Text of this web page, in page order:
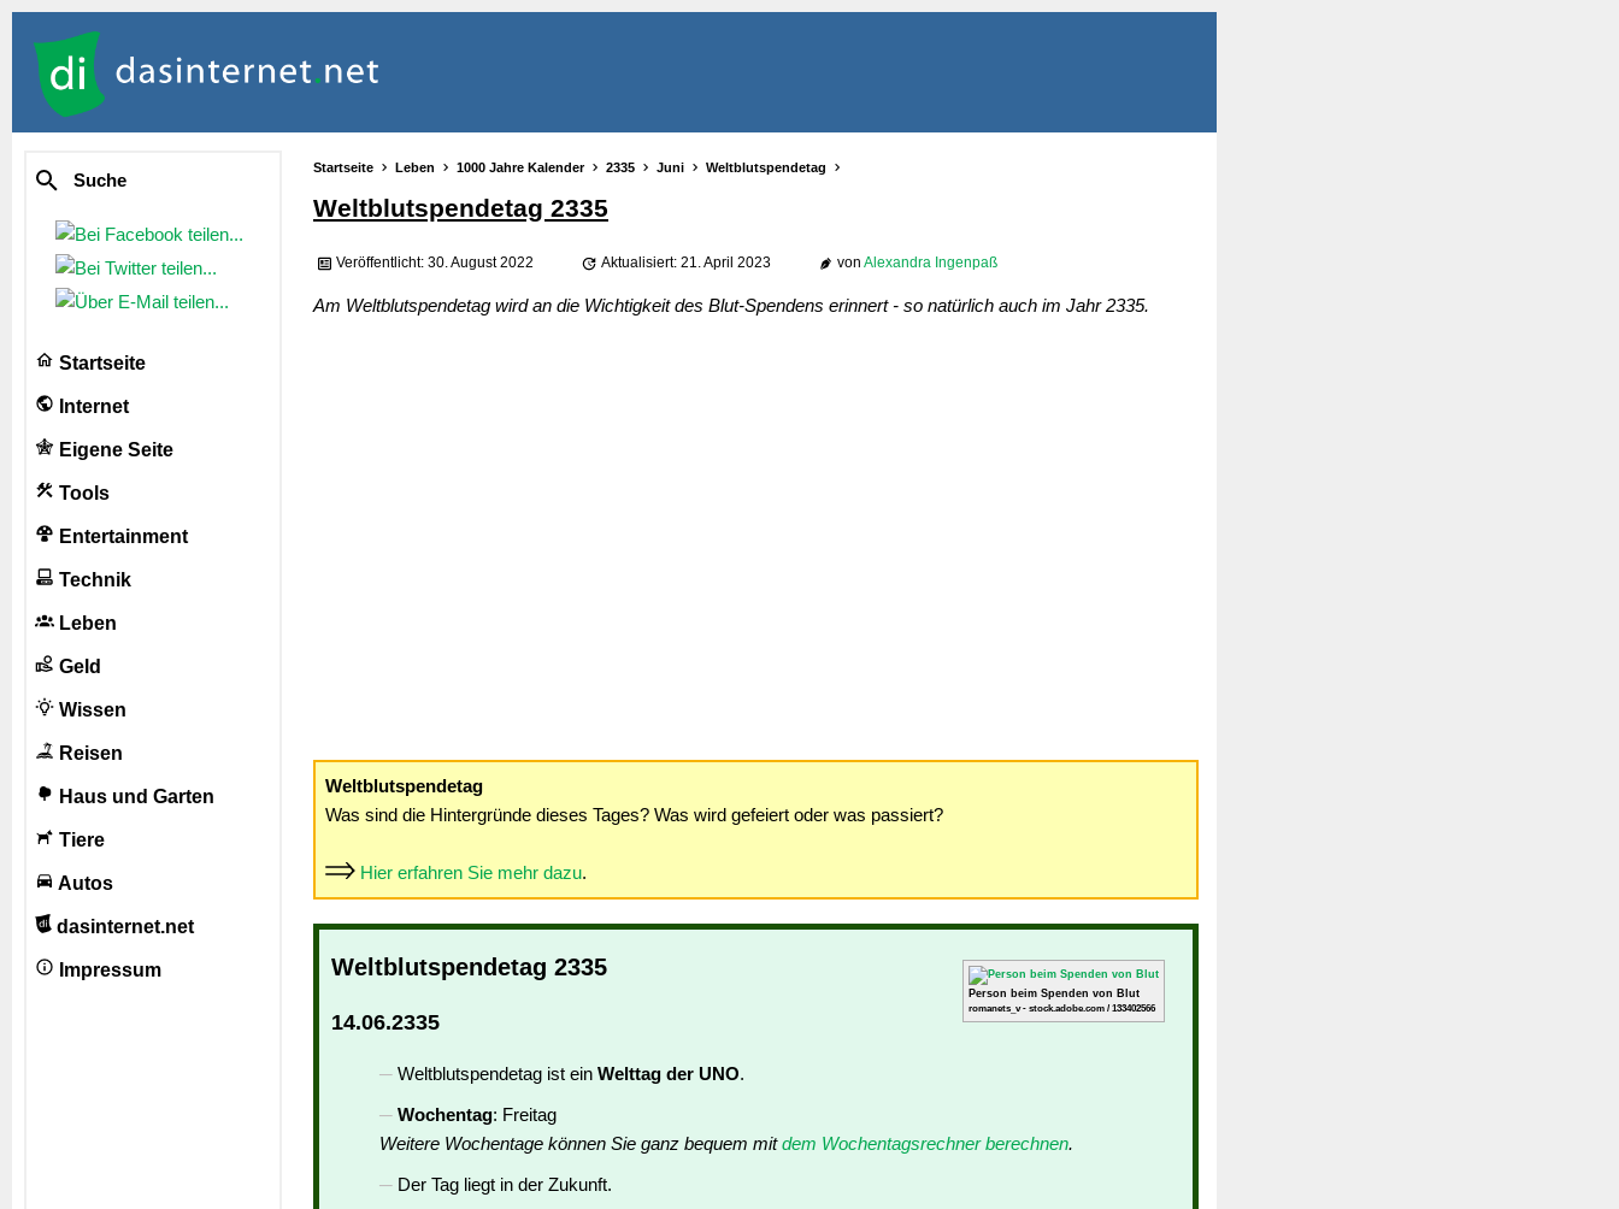
Suche
Startseite
Internet
Eigene Seite
Tools
Entertainment
Technik
Leben
Geld
Wissen
Reisen
Haus und Garten
Tiere
Autos
dasinternet.net
Impressum
Startseite Leben 1000 Jahre Kalender 2335 Juni Weltblutspendetag
Weltblutspendetag 2335
Veröffentlicht: 30. August 2022 Aktualisiert: 21. April 2023 von Alexandra Ingenpaß
Am Weltblutspendetag wird an die Wichtigkeit des Blut-Spendens erinnert - so natürlich auch im Jahr 2335.
Weltblutspendetag
Was sind die Hintergründe dieses Tages? Was wird gefeiert oder was passiert?
Hier erfahren Sie mehr dazu.
Person beim Spenden von Blut
romanets_v - stock.adobe.com / 133402566
Weltblutspendetag 2335
14.06.2335
Weltblutspendetag ist ein Welttag der UNO.
Wochentag: Freitag
Weitere Wochentage können Sie ganz bequem mitdem Wochentagsrechner berechnen.
Der Tag liegt in der Zukunft.